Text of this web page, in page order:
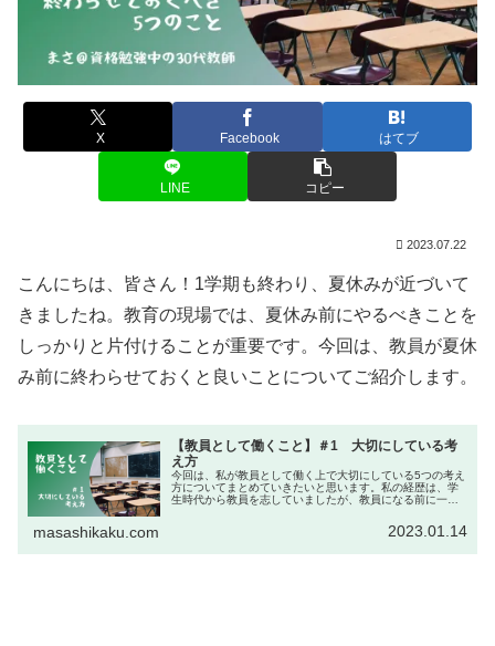
X Facebook はてブ
LINE コピー
2023.07.22
こんにちは、皆さん！1学期も終わり、夏休みが近づいて
きましたね。教育の現場では、夏休み前にやるべきことを
しっかりと片付けることが重要です。今回は、教員が夏休
み前に終わらせておくと良いことについてご紹介します。
【教員として働くこと】＃1 大切にしている考
え方
今回は、私が教員として働く上で大切にしている5つの考え
方についてまとめていきたいと思います。私の経歴は、学
生時代から教員を志していましたが、教員になる前に一般
masashikaku.com 2023.01.14